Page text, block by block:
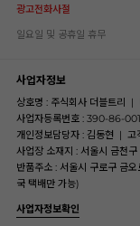
광고전화사절
일요일 및 공휴일 휴무
사업자정보
상호명 : 주식회사 더블트리 |
사업자등록번호 : 390-86-
개인정보담당자 : 김동현 | 고
사업장 소재지 : 서울시 금천
반품주소 : 서울시 구로구 금
국 택배만 가능)
사업자정보확인